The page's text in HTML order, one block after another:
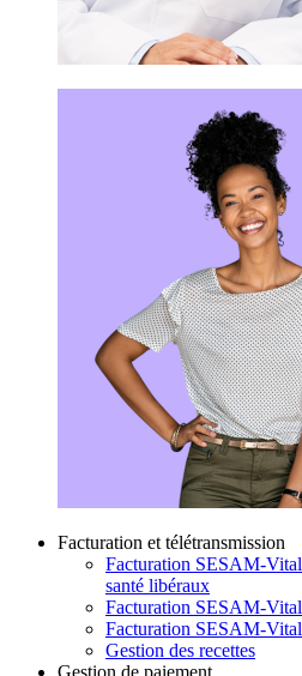
Facturation et télétransmission
Facturation SESAM-
santé libéraux
Facturation SESAM-
Facturation SESAM-
Gestion des recettes
Gestion de paiement